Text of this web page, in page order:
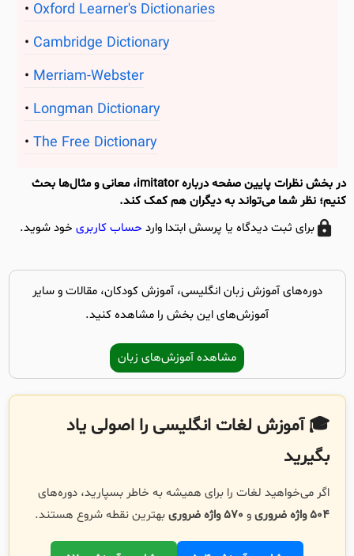
Oxford Learner's Dictionaries
Cambridge Dictionary
Merriam-Webster
Longman Dictionary
The Free Dictionary
در بخش نظرات پایین صفحه درباره imitator، معانی و مثال‌ها بحث
کنیم؛ نظر شما می‌تواند به دیگران هم کمک کند.
برای ثبت دیدگاه یا پرسش ابتدا وارد حساب کاربری خود شوید.
دوره‌های آموزش زبان انگلیسی، آموزش کودکان، مقالات و سایر
آموزش‌های این بخش را مشاهده کنید.
مشاهده آموزش‌های زبان
🎓 آموزش لغات انگلیسی را اصولی یاد
بگیرید
اگر می‌خواهید لغات را برای همیشه به خاطر بسپارید، دوره‌های
504 واژه ضروری
و 570 واژه ضروری بهترین نقطه شروع هستند.